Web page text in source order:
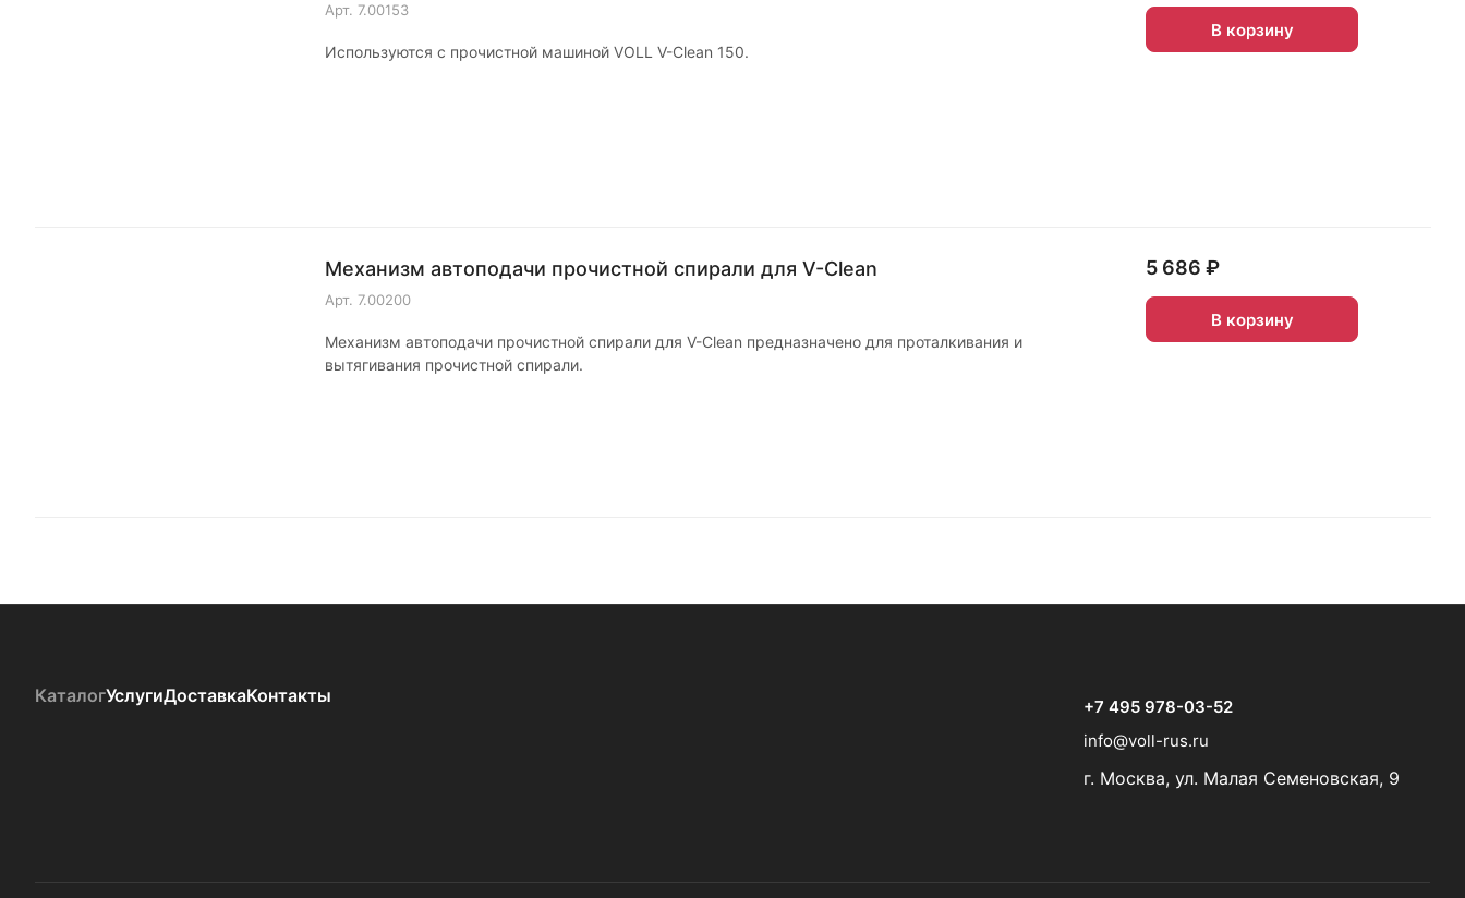
Арт. 7.00153
Используются с прочистной машиной VOLL V-Clean 150.
В корзину
Механизм автоподачи прочистной спирали для V-Clean
Арт. 7.00200
Механизм автоподачи прочистной спирали для V-Clean предназначено для проталкивания и
вытягивания прочистной спирали.
5 686 ₽
В корзину
КаталогУслугиДоставкаКонтакты
+7 495 978-03-52
info@voll-rus.ru
г. Москва, ул. Малая Семеновская, 9